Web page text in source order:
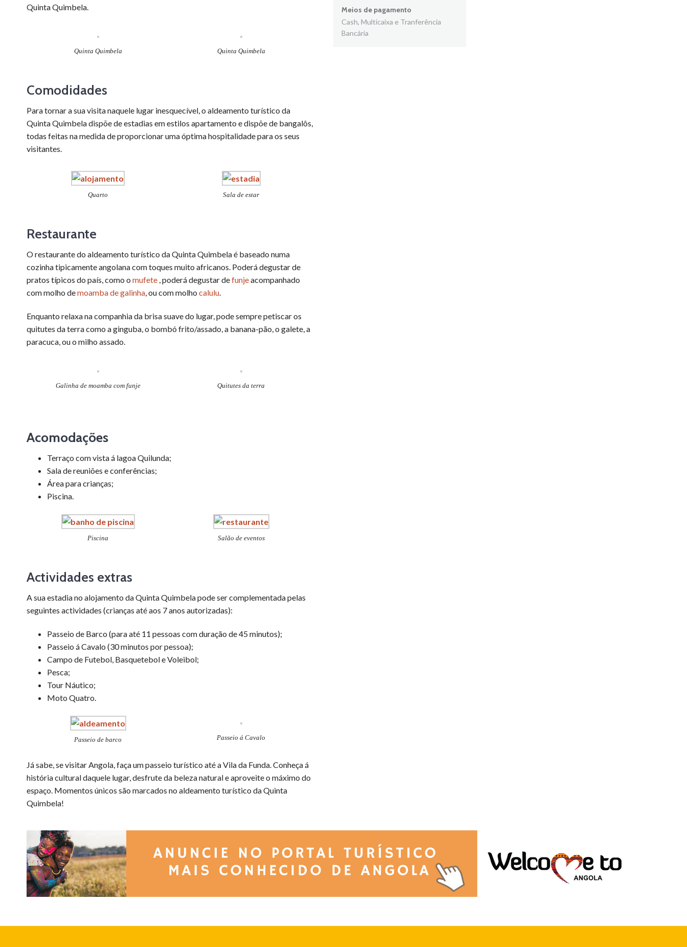
Quinta Quimbela.
Quinta Quimbela Quinta Quimbela
Comodidades
Para tornar a sua visita naquele lugar inesquecível, o aldeamento turístico da
Quinta Quimbela dispõe de estadias em estilos apartamento e dispõe de bangalôs,
todas feitas na medida de proporcionar uma óptima hospitalidade para os seus
visitantes.
Quarto Sala de estar
Restaurante
O restaurante do aldeamento turístico da Quinta Quimbela é baseado numa
cozinha tipicamente angolana com toques muito africanos. Poderá degustar de
pratos típicos do país, como o mufete , poderá degustar defunjeacompanhado
com molho demoamba de galinha, ou com molho calulu.
Enquanto relaxa na companhia da brisa suave do lugar, pode sempre petiscar os
quitutes da terra como a ginguba, o bombó frito/assado, a banana-pão, o galete, a
paracuca, ou o milho assado.
Galinha de moamba com funje Quitutes da terra
Acomodações
Terraço com vista á lagoa Quilunda;
Sala de reuniões e conferências;
Área para crianças;
Piscina.
Piscina Salão de eventos
Actividades extras
A sua estadia no alojamento da Quinta Quimbela pode ser complementada pelas
seguintes actividades (crianças até aos 7 anos autorizadas):
Passeio de Barco (para até 11 pessoas com duração de 45 minutos);
Passeio á Cavalo (30 minutos por pessoa);
Campo de Futebol, Basquetebol e Voleibol;
Pesca;
Tour Náutico;
Moto Quatro.
Passeio de barco Passeio á Cavalo
Já sabe, se visitar Angola, faça um passeio turístico até a Vila da Funda. Conheça á
história cultural daquele lugar, desfrute da beleza natural e aproveite o máximo do
espaço. Momentos únicos são marcados no aldeamento turístico da Quinta
Quimbela!
Meios de pagamento
Cash, Multicaixa e Tranferência
Bancária